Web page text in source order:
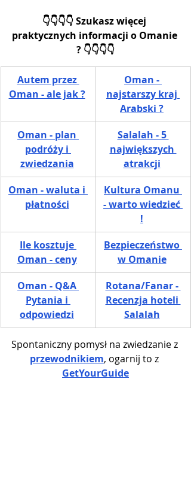
👇👇👇👇 Szukasz więcej
praktycznych informacji o Omanie
? 👇👇👇👇
Autem przez
Oman - ale jak ?
Oman -
najstarszy kraj
Arabski ?
​Oman - plan
podróży i
zwiedzania
Salalah - 5
największych
atrakcji
​Oman - waluta i
płatności
​Kultura Omanu
- warto wiedzieć
!
Ile kosztuje
Oman - ceny
​Bezpieczeństwo
w Omanie
​Oman - Q&A
Pytania i
odpowiedzi
Rotana/Fanar -
Recenzja hoteli
Salalah
Spontaniczny pomysł na zwiedzanie z
przewodnikiem, ogarnij to z
GetYourGuide